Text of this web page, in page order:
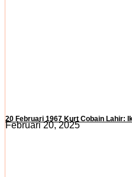
20 Februari 1967 Kurt Cobain Lahir:
Februari 20, 2025